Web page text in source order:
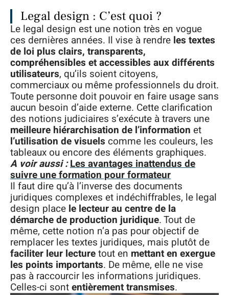
Legal design : C’est quoi ?
Le legal design est une notion très en vogue
ces dernières années. Il vise à rendre les textes
de loi plus clairs, transparents,
compréhensibles et accessibles aux différents
utilisateurs, qu’ils soient citoyens,
commerciaux ou même professionnels du droit.
Toute personne doit pouvoir en faire usage sans
aucun besoin d’aide externe. Cette clarification
des notions judiciaires s’exécute à travers une
meilleure hiérarchisation de l’information et
l’utilisation de visuels comme les couleurs, les
tableaux ou encore des éléments graphiques.
A voir aussi :Les avantages inattendus de
suivre une formation pour formateur
Il faut dire qu’à l’inverse des documents
juridiques complexes et indéchiffrables, le legal
design place le lecteur au centre de la
démarche de production juridique. Tout de
même, cette notion n’a pas pour objectif de
remplacer les textes juridiques, mais plutôt de
faciliter leur lecturetout en mettant en exergue
les points importants. De même, elle ne vise
pas à raccourcir les informations juridiques.
Celles-ci sontentièrement transmises.